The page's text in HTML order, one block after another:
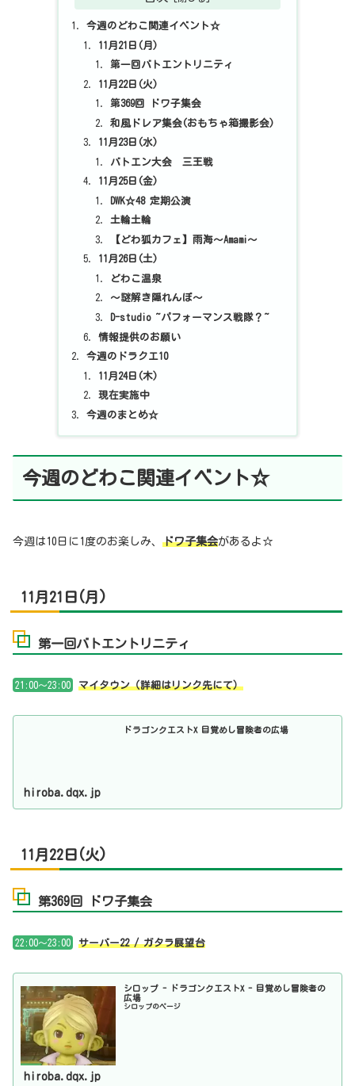
今週のどわこ関連イベント☆
11月21日(月)
第一回バトエントリニティ
11月22日(火)
第369回 ドワ子集会
和風ドレア集会(おもちゃ箱撮影会)
11月23日(水)
バトエン大会 三王戦
11月25日(金)
DWK☆48 定期公演
土輪土輪
【どわ狐カフェ】雨海～Amami～
11月26日(土)
どわこ温泉
～謎解き隠れんぼ～
D-studio ~パフォーマンス戦隊？~
情報提供のお願い
今週のドラクエ10
11月24日(木)
現在実施中
今週のまとめ☆
今週のどわこ関連イベント☆
今週は10日に1度のお楽しみ、 ドワ子集会があるよ☆
11月21日(月)
第一回バトエントリニティ
21:00～23:00 マイタウン（詳細はリンク先にて）
ドラゴンクエストX 目覚めし冒険者の広場
hiroba.dqx.jp
11月22日(火)
第369回 ドワ子集会
22:00～23:00 サーバー22 / ガタラ展望台
シロップ - ドラゴンクエストX - 目覚めし冒険者の
広場
シロップのページ
hiroba.dqx.jp